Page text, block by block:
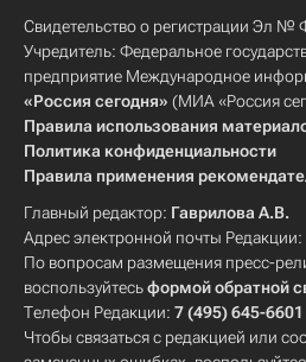
Свидетельство о регистрации Эл №
Учредитель: Федеральное
предприятие Международное
«Россия сегодня» (МИА «Россия
Правила использования
Политика конфиденциальности
Правила применения
Главный редактор: Гаврилова А.В.
Адрес электронной почты Редакции:
По вопросам размещения пресс-
воспользуйтесьформой обратной
Телефон Редакции: 7 (495) 645-6601
Чтобы связаться с редакцией или